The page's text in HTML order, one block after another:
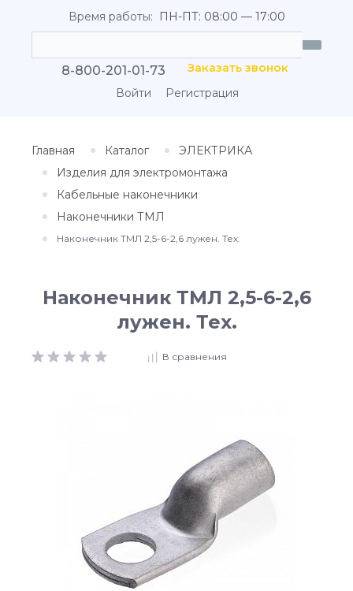
Время работы: ПН-ПТ: 08:00 — 17:00
8-800-201-01-73
Заказать звонок
Войти
Регистрация
Главная Каталог
ЭЛЕКТРИКА
Изделия для электромонтажа
Кабельные наконечники
Наконечники ТМЛ
Наконечник ТМЛ 2,5-6-2,6 лужен. Тех.
Наконечник ТМЛ 2,5-6-2,6
лужен. Тех.
В сравнения